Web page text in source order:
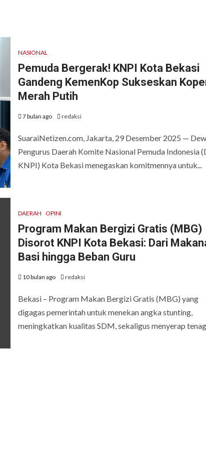
NASIONAL
Pemuda Bergerak! KNPI Kota Bekasi
Gandeng KemenKop Sukseskan
Merah Putih
7 bulan ago redaksi
SuaraiNetizen.com, Jakarta, 29 Desember 2025 —
Pengurus Daerah Komite Nasional Pemuda Indonesia
KNPI) Kota Bekasi menegaskan komitmennya untuk...
DAERAH OPINI
Program Makan Bergizi Gratis (MBG)
Disorot KNPI Kota Bekasi: Dari
Basi hingga Beban Guru
10 bulan ago redaksi
Bekasi – Program Makan Bergizi Gratis (MBG) yang
digagas pemerintah untuk menekan angka stunting,
meningkatkan kualitas SDM, sekaligus menyerap